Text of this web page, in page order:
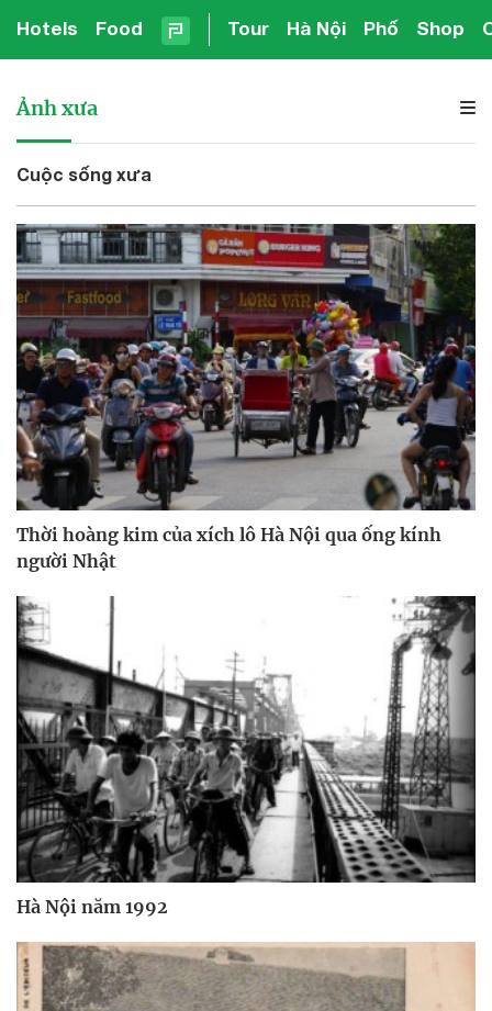
Hotels Food Tour Hà Nội Phố Shop
Ảnh xưa
Cuộc sống xưa
Thời hoàng kim của xích lô Hà Nội qua ống kính
người Nhật
Hà Nội năm 1992